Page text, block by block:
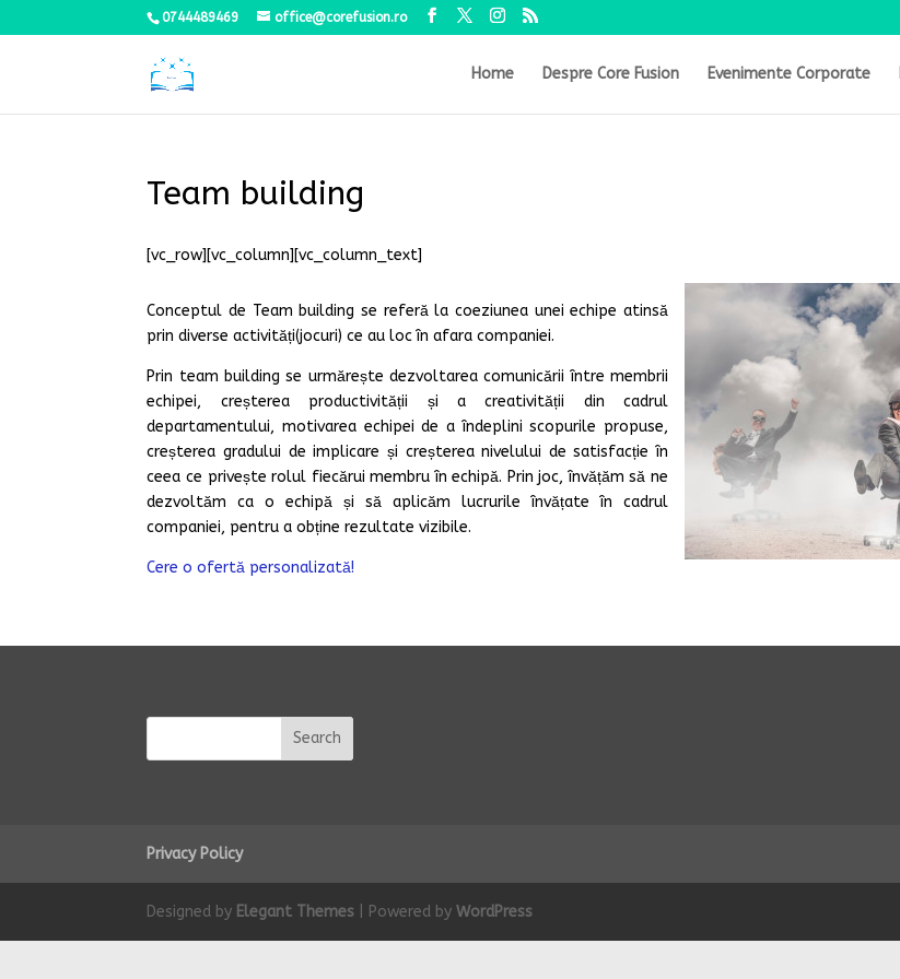
0744489469 office@corefusion.ro
Home Despre Core Fusion Evenimente Corporate
Team building
[vc_row][vc_column][vc_column_text]
Conceptul de Team building se referă la coeziunea unei echipe atinsă
prin diverse activități(jocuri) ce au loc în afara companiei.
Prin team building se urmărește dezvoltarea comunicării între membrii
echipei, creșterea productivității și a creativității din cadrul
departamentului, motivarea echipei de a îndeplini scopurile propuse,
creșterea gradului de implicare și creșterea nivelului de satisfacție în
ceea ce privește rolul fiecărui membru în echipă. Prin joc, învățăm să ne
dezvoltăm ca o echipă și să aplicăm lucrurile învățate în cadrul
companiei, pentru a obține rezultate vizibile.
Cere o ofertă personalizată!
Privacy Policy
Designed by Elegant Themes | Powered byWordPress